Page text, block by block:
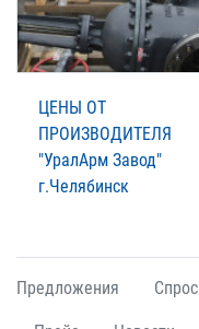
ЦЕНЫ ОТ
ПРОИЗВОДИТЕЛЯ
"УралАрм Завод"
г.Челябинск
Предложения Спрос